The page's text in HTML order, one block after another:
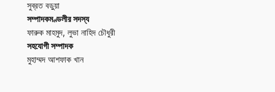
সুব্রত বড়ুয়া
সম্পাদকমণ্ডলীর সদস্য
ফারুক মাহমুদ, লুভা নাহিদ চৌধুরী
সহযোগী সম্পাদক
মুহাম্মদ আশফাক খান